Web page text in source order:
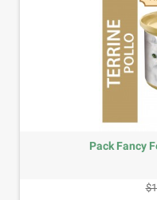
Pack Fancy